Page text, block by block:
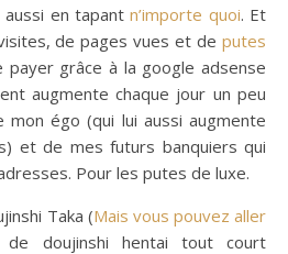
aussi en tapantn’importe quoi. Et
de pages vues et de putes
payer grâce à la google adsense
augmente chaque jour un peu
égo (qui lui aussi augmente
et de mes futurs banquiers qui
Pour les putes de luxe.
Taka (Mais vous pouvez aller
doujinshi hentai tout court